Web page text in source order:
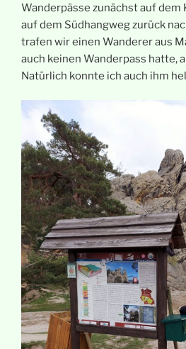
Wanderpässe zunächst auf dem
auf dem Südhangweg zurück
trafen wir einen Wanderer aus
auch keinen Wanderpass hatte,
Natürlich konnte ich auch ihm